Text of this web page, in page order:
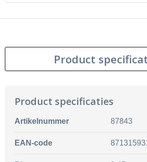
Product
Product specificaties
Artikelnummer 87843
EAN-code